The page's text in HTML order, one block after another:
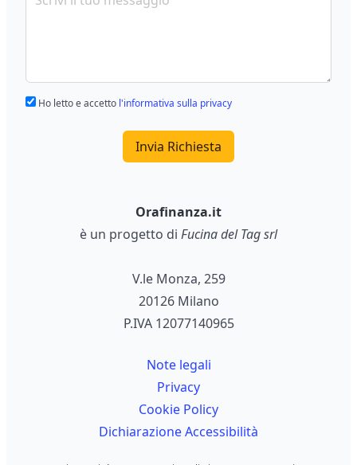
Ho letto e accetto l'informativa sulla privacy
Invia Richiesta
Orafinanza.it
è un progetto di Fucina del Tag srl
V.le Monza, 259
20126 Milano
P.IVA 12077140965
Note legali
Privacy
Cookie Policy
Dichiarazione Accessibilità